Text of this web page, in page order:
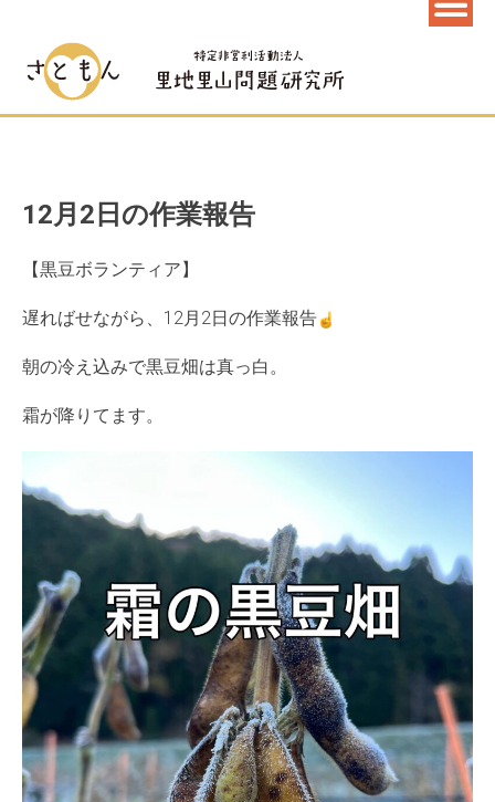
12月2日の作業報告
【黒豆ボランティア】
遅ればせながら、12月2日の作業報告
朝の冷え込みで黒豆畑は真っ白。
霜が降りてます。